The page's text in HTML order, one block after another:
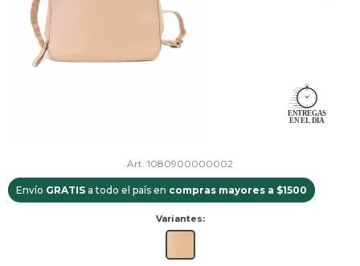
1080900000002
Envío GRATIS a todo el país en compras mayores a $1500
Variantes: